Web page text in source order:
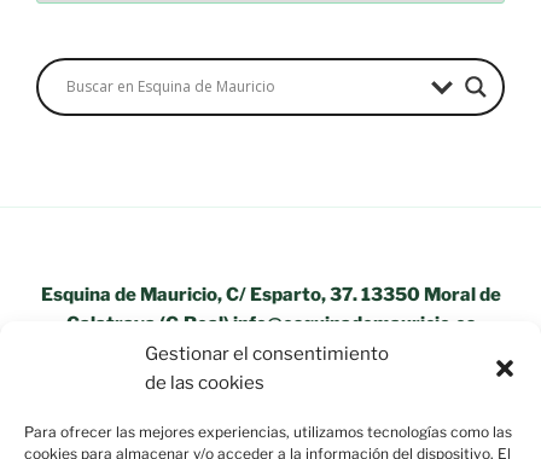
Gestionar el consentimiento
de las cookies
Para ofrecer las mejores experiencias, utilizamos tecnologías como las
cookies para almacenar y/o acceder a la información del dispositivo. El
Esquina de Mauricio, C/ Esparto, 37. 13350 Moral de
Calatrava (C.Real) info@esquinademauricio.es
«Aviso Legal»